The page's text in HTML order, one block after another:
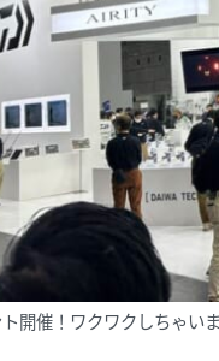
開催！ワクワクしちゃい